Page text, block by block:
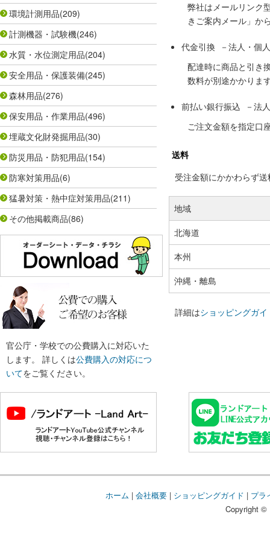
環境計測用品(209)
計測機器・試験機(246)
水質・水位測定用品(204)
安全用品・保護装備(245)
森林用品(276)
保安用品・作業用品(496)
埋蔵文化財発掘用品(30)
防災用品・防犯用品(154)
防寒対策用品(6)
猛暑対策・熱中症対策用品(211)
その他掲載商品(86)
官公庁・学校での公費購入に対応いた
します。 詳しくは公費購入の対応につ
いてをご覧ください。
弊社はメールリンク
きご案内メール」か
代金引換 －法人・個
配達時に商品と引き
数料が別途かかりま
前払い銀行振込 －法
ご注文金額を指定口
送料
受注金額にかかわらず
地域
北海道
本州
沖縄・離島
詳細はショッピングガイ
ホーム | 会社概要| ショッピングガイド | プラ
Copyright ©